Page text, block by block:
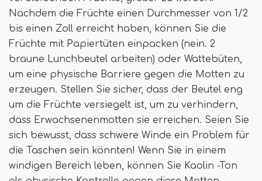
Nachdem die Früchte einen Durchmesser von 1/2
bis einen Zoll erreicht haben, können Sie die
Früchte mit Papiertüten einpacken (nein. 2
braune Lunchbeutel arbeiten) oder Wattebüten,
um eine physische Barriere gegen die Motten zu
erzeugen. Stellen Sie sicher, dass der Beutel eng
um die Früchte versiegelt ist, um zu verhindern,
dass Erwachsenenmotten sie erreichen. Seien Sie
sich bewusst, dass schwere Winde ein Problem für
die Taschen sein könnten! Wenn Sie in einem
windigen Bereich leben, können Sie Kaolin -Ton